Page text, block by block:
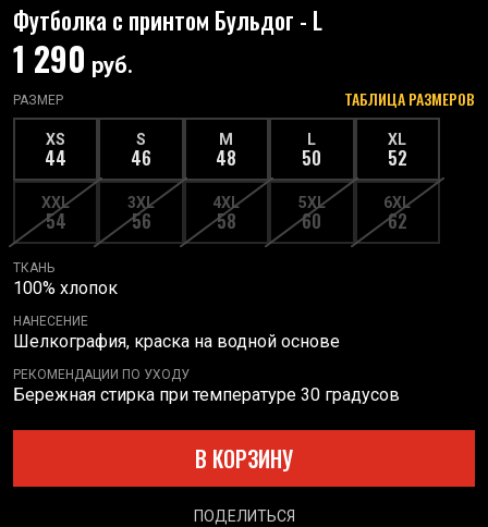
Футболка с принтом Бульдог - L
1 290 руб.
РАЗМЕР ТАБЛИЦА РАЗМЕРОВ
XS
44
S
46
M
48
L
50
XL
52
XXL
54
3XL
56
4XL
58
5XL
60
6XL
62
ТКАНЬ
100% хлопок
НАНЕСЕНИЕ
Шелкография, краска на водной основе
РЕКОМЕНДАЦИИ ПО УХОДУ
Бережная стирка при температуре 30 градусов
В КОРЗИНУ
ПОДЕЛИТЬСЯ